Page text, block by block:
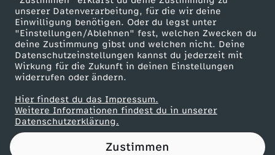
unserer Datenverarbeitung, für die wir deine
Einwilligung benötigen. Oder du legst unter
"Einstellungen/Ablehnen" fest, welchen Zwecken du
deine Zustimmung gibst und welchen nicht. Deine
Datenschutzeinstellungen kannst du jederzeit mit
Wirkung für die Zukunft in deinen Einstellungen
widerrufen oder ändern.
Hier findest du das Impressum.
Weitere Informationen findest du in unserer
Datenschutzerklärung.
Zustimmen
B
e
r
l
i
Mainzelmännchen
Partner